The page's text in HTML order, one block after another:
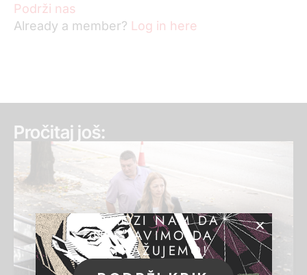
Podrži nas
Already a member? Log in here
Pročitaj još:
POMOZI NAM DA
NASTAVIMO DA
ISTRAŽUJEMO!